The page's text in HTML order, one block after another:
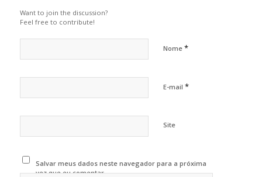
Want to join the discussion?
Feel free to contribute!
Nome *
E-mail *
Site
Salvar meus dados neste navegador para a próxima
vez que eu comentar.